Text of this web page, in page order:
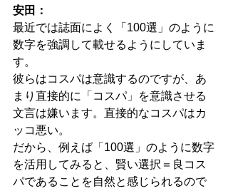
安田：
最近では誌面によく「100選」のように
数字を強調して載せるようにしていま
す。
彼らはコスパは意識するのですが、あ
まり直接的に「コスパ」を意識させる
文言は嫌います。直接的なコスパはカ
ッコ悪い。
だから、例えば「100選」のように数字
を活用してみると、賢い選択＝良コス
パであることを自然と感じられるので